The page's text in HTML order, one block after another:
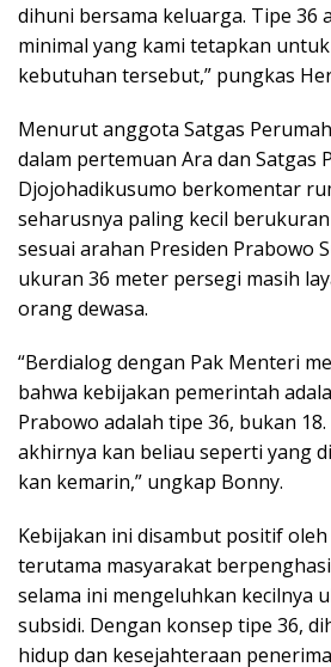
dihuni bersama keluarga. Tipe 36
minimal yang kami tetapkan
kebutuhan tersebut,” pungkas
Menurut anggota Satgas
dalam pertemuan Ara dan Satgas
Djojohadikusumo berkomentar
seharusnya paling kecil
sesuai arahan Presiden Prabowo
ukuran 36 meter persegi masih
orang dewasa.
“Berdialog dengan Pak Menteri
bahwa kebijakan pemerintah
Prabowo adalah tipe 36, bukan
akhirnya kan beliau seperti yang
kan kemarin,” ungkap Bonny.
Kebijakan ini disambut positif
terutama masyarakat
selama ini mengeluhkan kecilnya
subsidi. Dengan konsep tipe 36,
hidup dan kesejahteraan